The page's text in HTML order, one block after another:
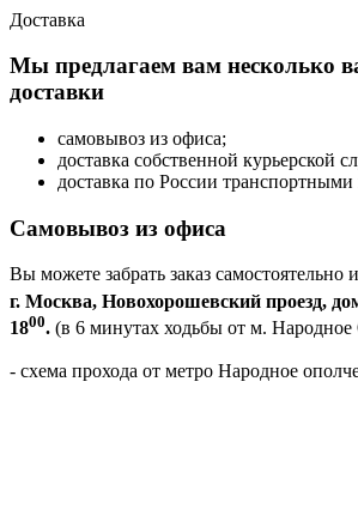
Доставка
Мы предлагаем вам несколько
доставки
самовывоз из офиса;
доставка собственной курьерской
доставка по России
Самовывоз из офиса
Вы можете забрать заказ самостоятельно
г. Москва, Новохорошевский проезд,
1800. (в 6 минутах ходьбы от м.
- схема прохода от метро Народное